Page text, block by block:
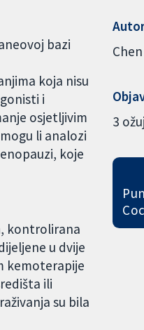
bazi
koja nisu
i
osjetljivim
li analozi
koje
kontrolirana
u dvije
kemoterapije
ili
su bila
3